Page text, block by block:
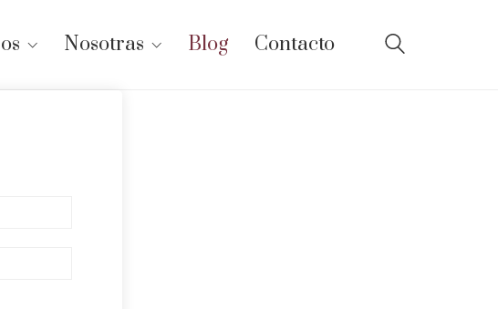
Nosotras Blog Contacto